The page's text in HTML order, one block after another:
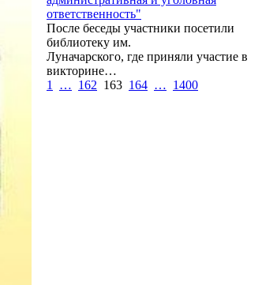
ответственность"
После беседы участники посетили
библиотеку им.
Луначарского, где приняли участие в
викторине…
1
… 162 163 164 … 1400